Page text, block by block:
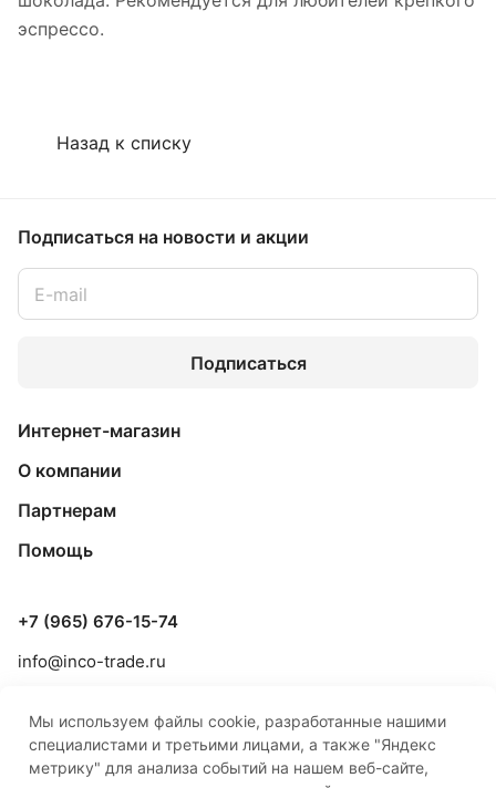
эспрессо.
Назад к списку
Подписаться на новости и акции
Подписаться
Интернет-магазин
О компании
Партнерам
Помощь
+7 (965) 676-15-74
info@inco-trade.ru
Мы используем файлы cookie, разработанные нашими
специалистами и третьими лицами, а также "Яндекс
метрику" для анализа событий на нашем веб-сайте,